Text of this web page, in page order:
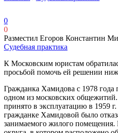
0
0
Разместил Егоров Константин
Судебная практика
К Московским юристам
просьбой помочь ей решении
Гражданка Хамидова с 1978 года
одном из московских
принято в эксплуатацию в 1959
гражданке Хамидовой было
занимаемого жилого помещения.